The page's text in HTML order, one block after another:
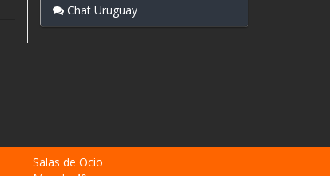
Chat Uruguay
Salas de Ocio